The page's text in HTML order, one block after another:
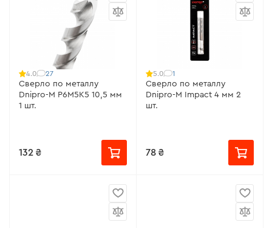
4.0 27
Сверло по металлу
Dnipro-M P6M5K5 10,5 мм
1 шт.
132 ₴
5.0 1
Сверло по металлу
Dnipro-M Impact 4 мм 2
шт.
78 ₴